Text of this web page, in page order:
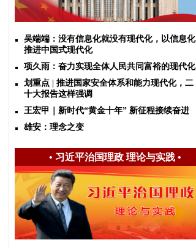
吴端端：没有信息化就没有现代化，以信息化
推进中国式现代化
项久雨：奋力实现全体人民共同富裕的现代化
划重点 | 推进国家安全体系和能力现代化，二
十大报告这样强调
王宏甲｜新时代“黄金十年” 新征程接续奋进
雄安：理念之变
• 习近平治国理政 理论与实践•